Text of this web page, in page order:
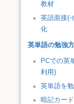
教材
英語面接(
化
英単語の勉強
PCでの英
利用)
英単語を
暗記カー